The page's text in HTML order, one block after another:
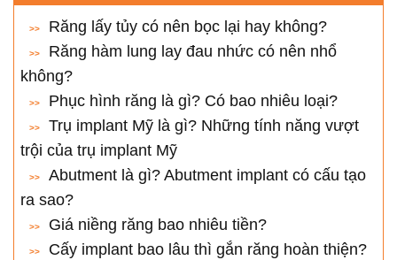
Răng lấy tủy có nên bọc lại hay không?
Răng hàm lung lay đau nhức có nên nhổ
không?
Phục hình răng là gì? Có bao nhiêu loại?
Trụ implant Mỹ là gì? Những tính năng vượt
trội của trụ implant Mỹ
Abutment là gì? Abutment implant có cấu tạo
ra sao?
Giá niềng răng bao nhiêu tiền?
Cấy implant bao lâu thì gắn răng hoàn thiện?